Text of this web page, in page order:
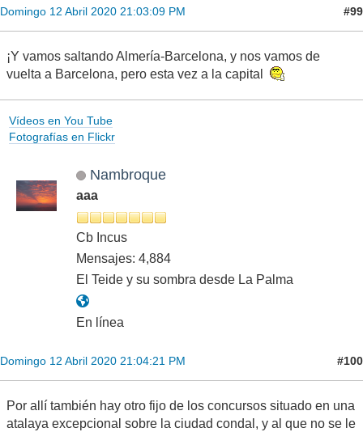
Domingo 12 Abril 2020 21:03:09 PM #99
¡Y vamos saltando Almería-Barcelona, y nos vamos de
vuelta a Barcelona, pero esta vez a la capital
Vídeos en You Tube
Fotografías en Flickr
Nambroque
aaa
Cb Incus
Mensajes: 4,884
El Teide y su sombra desde La Palma
En línea
Domingo 12 Abril 2020 21:04:21 PM #100
Por allí también hay otro fijo de los concursos situado en una
atalaya excepcional sobre la ciudad condal, y al que no se le